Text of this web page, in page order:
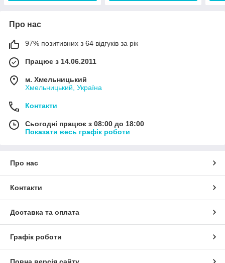
Про нас
97% позитивних з 64 відгуків за рік
Працює з 14.06.2011
м. Хмельницький
Хмельницький, Україна
Контакти
Сьогодні працює з 08:00 до 18:00
Показати весь графік роботи
Про нас
Контакти
Доставка та оплата
Графік роботи